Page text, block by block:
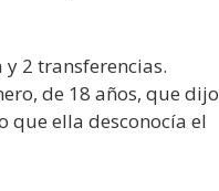
2 transferencias.
de 18 años, que dijo
que ella desconocía el